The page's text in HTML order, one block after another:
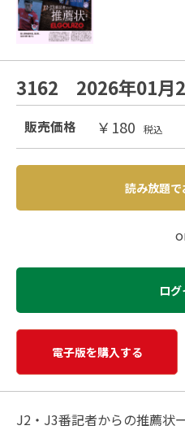
3162 2026年01月
販売価格 ￥180 税込
読み放題
ロ
電子版を購入する
J2・J3番記者からの推薦状